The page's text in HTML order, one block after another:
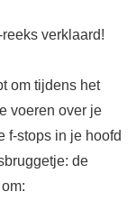
verklaard!
om tijdens het
voeren over je
f-stops in je hoofd
de